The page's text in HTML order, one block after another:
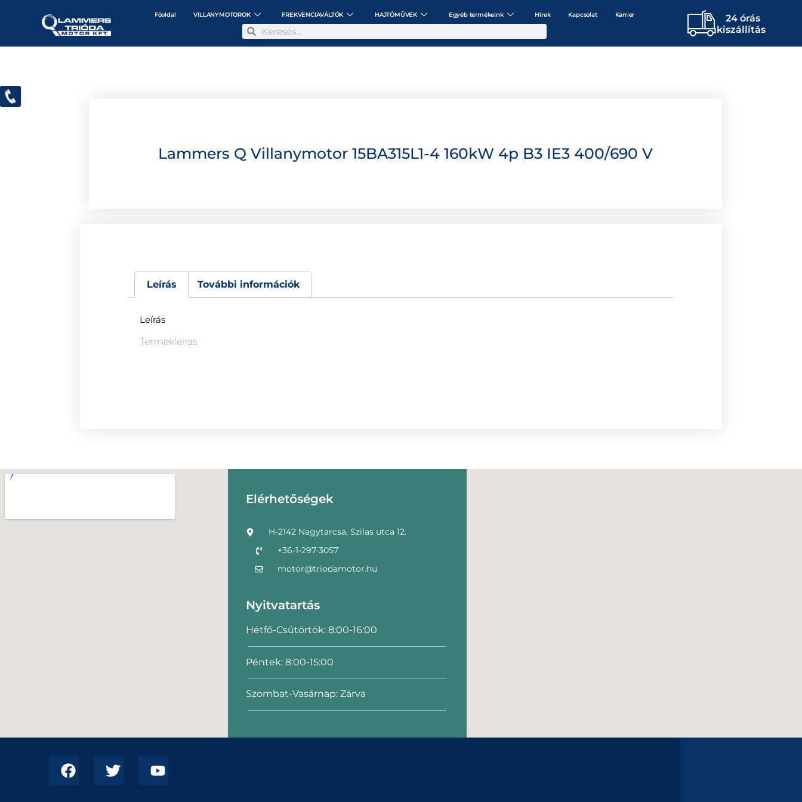
Főoldal VILLANYMOTOROK FREKVENCIAVÁLTÓK HAJTÓMŰVEK Egyéb termékeink Hírek Kapcsolat Karrier
24 órás
kiszállítás
Lammers Q Villanymotor 15BA315L1-4 160kW 4p B3 IE3 400/690 V
Leírás További információk
Leírás
Termekleiras
Elérhetőségek
H-2142 Nagytarcsa, Szilas utca 12.
+36-1-297-3057
motor@triodamotor.hu
Nyitvatartás
Hétfő-Csütörtök: 8:00-16:00
Péntek: 8:00-15:00
Szombat-Vasárnap: Zárva